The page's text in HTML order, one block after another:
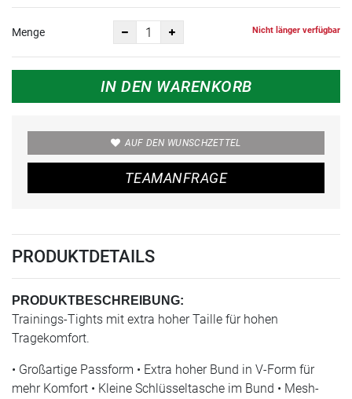
Menge Nicht länger verfügbar
IN DEN WARENKORB
AUF DEN WUNSCHZETTEL
TEAMANFRAGE
PRODUKTDETAILS
PRODUKTBESCHREIBUNG:
Trainings-Tights mit extra hoher Taille für hohen
Tragekomfort.
• Großartige Passform • Extra hoher Bund in V-Form für
mehr Komfort • Kleine Schlüsseltasche im Bund • Mesh-